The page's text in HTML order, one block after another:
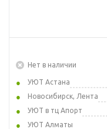
Нет в наличии
УЮТ Астана
Новосибирск, Лента
УЮТ в тц Апорт
УЮТ Алматы